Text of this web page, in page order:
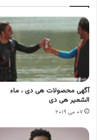
آگهی محصولات هی دی ، ماء
الشعیر هی دی
۰۷ می ۲۰۱۹